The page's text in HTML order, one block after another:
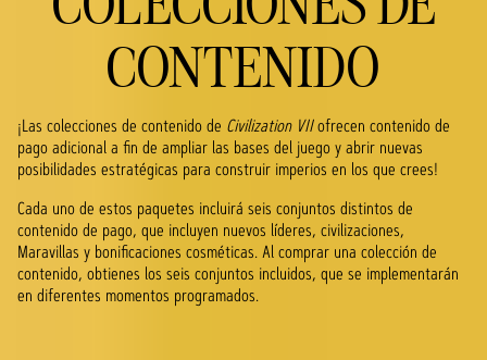
CONTENIDO
¡Las colecciones de contenido de Civilization VIIofrecen contenido de
pago adicional a fin de ampliar las bases del juego y abrir nuevas
posibilidades estratégicas para construir imperios en los que crees!
Cada uno de estos paquetes incluirá seis conjuntos distintos de
contenido de pago, que incluyen nuevos líderes, civilizaciones,
Maravillas y bonificaciones cosméticas. Al comprar una colección de
contenido, obtienes los seis conjuntos incluidos, que se implementarán
en diferentes momentos programados.